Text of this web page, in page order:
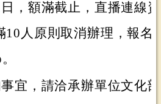
，額滿截止，直播連線
10人原則取消辦理，報名
宜，請洽承辦單位文化